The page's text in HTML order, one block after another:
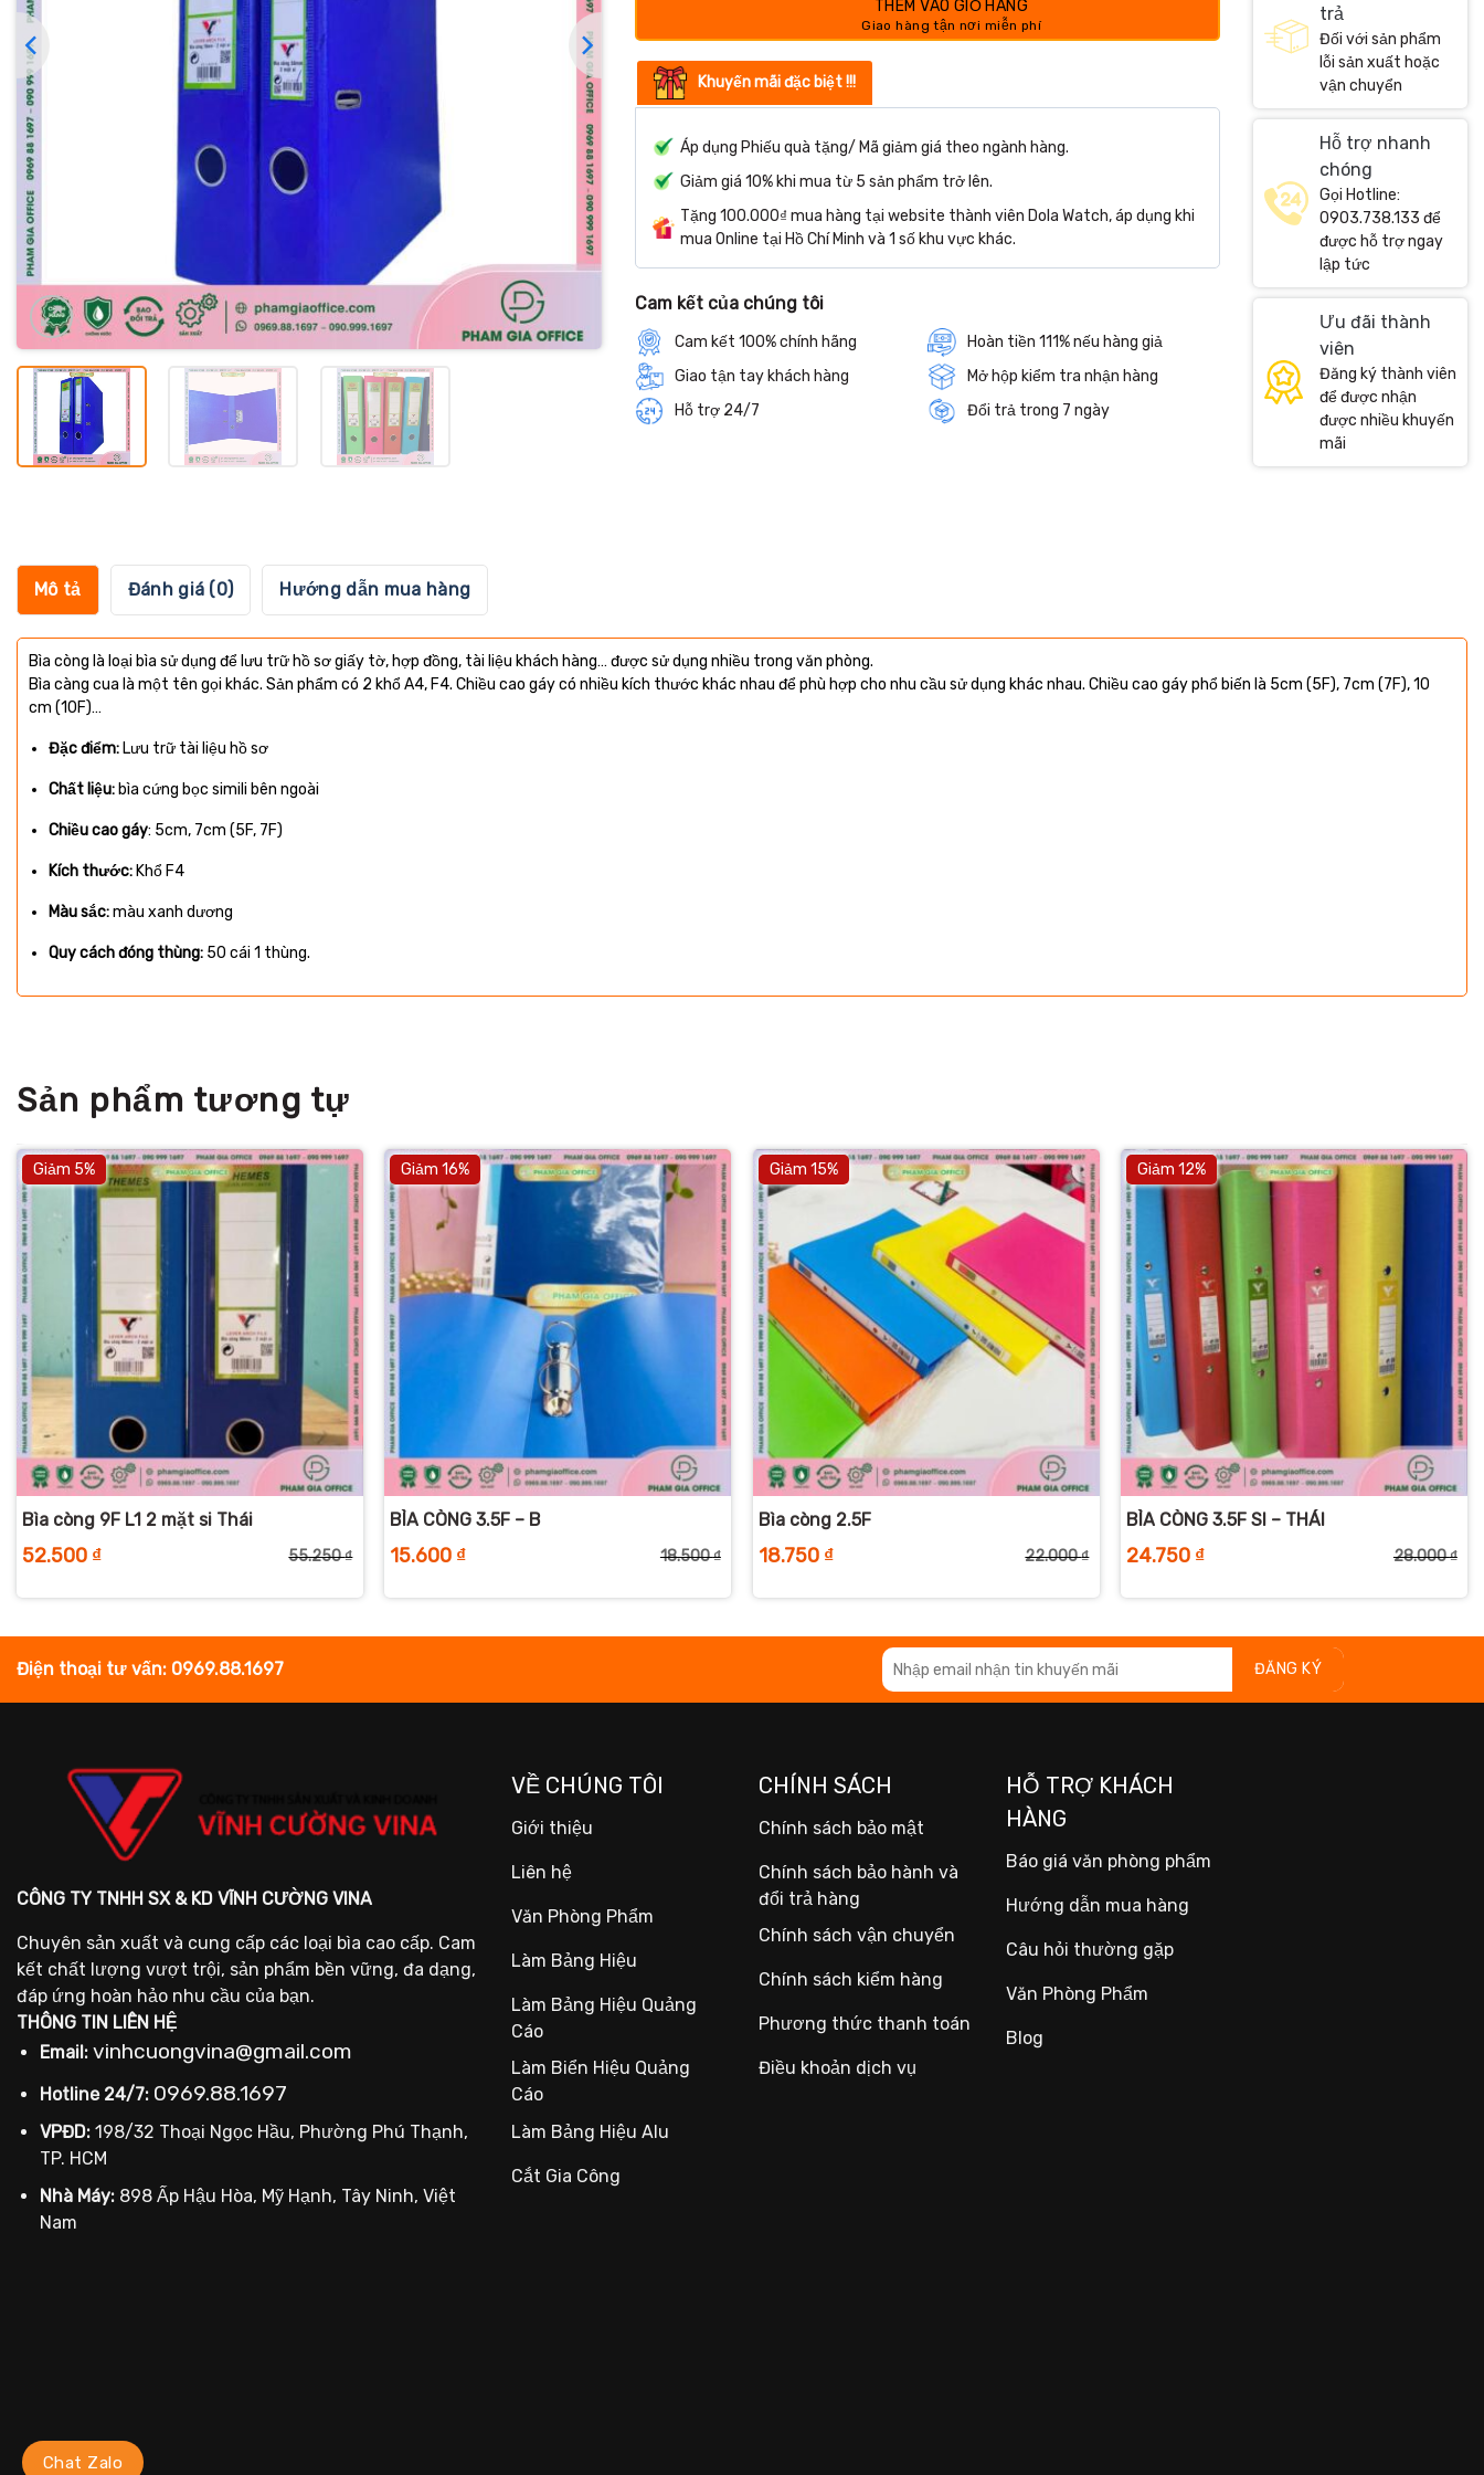
THÊM VÀO GIỎ HÀNG
Khuyến mãi đặc biệt !!!
Áp dụng Phiếu quà tặng/ Mã giảm giá theo ngành hàng.
Giảm giá 10% khi mua từ 5 sản phẩm trở lên.
Tặng 100.000₫ mua hàng tại website thành viên Dola Watch, áp dụng khi
mua Online tại Hồ Chí Minh và 1 số khu vực khác.
Cam kết của chúng tôi
Cam kết 100% chính hãng
Hoàn tiền 111% nếu hàng giả
Giao tận tay khách hàng
Mở hộp kiểm tra nhận hàng
Hỗ trợ 24/7
Đổi trả trong 7 ngày
trả
Đối với sản phẩm
lỗi sản xuất hoặc
vận chuyển
Hỗ trợ nhanh
chóng
Gọi Hotline:
0903.738.133 để
được hỗ trợ ngay
lập tức
Ưu đãi thành
viên
Đăng ký thành viên
để được nhận
được nhiều khuyến
mãi
Mô tả Đánh giá (0) Hướng dẫn mua hàng
Bìa còng là loại bìa sử dụng để lưu trữ hồ sơ giấy tờ, hợp đồng, tài liệu khách hàng… được sử dụng nhiều trong văn phòng.
Bìa càng cua là một tên gọi khác. Sản phẩm có 2 khổ A4, F4. Chiều cao gáy có nhiều kích thước khác nhau để phù hợp cho nhu cầu sử dụng khác nhau. Chiều cao gáy phổ biến là 5cm (5F), 7cm (7F), 10
cm (10F)…
Đặc điểm: Lưu trữ tài liệu hồ sơ
Chất liệu: bìa cứng bọc simili bên ngoài
Chiều cao gáy: 5cm, 7cm (5F, 7F)
Kích thước: Khổ F4
Màu sắc:màu xanh dương
Quy cách đóng thùng: 50 cái 1 thùng.
Sản phẩm tương tự
Giảm 5%
+
Bìa còng 9F L1 2 mặt si Thái
55.250₫
là:
52.500 ₫
tại
Giảm 16%
+
BÌA CÒNG 3.5F – B
18.500₫
là:
15.600 ₫
tại
Giảm 15%
+
Bìa còng 2.5F
22.000₫
là:
18.750 ₫
tại
Giảm 12%
+
BÌA CÒNG 3.5F SI – THÁI
28.000₫
là:
24.750 ₫
tại
Điện thoại tư vấn: 0969.88.1697
CÔNG TY TNHH SX & KD VĨNH CƯỜNG VINA
Chuyên sản xuất và cung cấp các loại bìa cao cấp. Cam
kết chất lượng vượt trội, sản phẩm bền vững, đa dạng,
đáp ứng hoàn hảo nhu cầu của bạn.
THÔNG TIN LIÊN HỆ
Email: vinhcuongvina@gmail.com
Hotline 24/7: 0969.88.1697
VPĐD: 198/32 Thoại Ngọc Hầu, Phường Phú Thạnh,
TP. HCM
Nhà Máy: 898 Ấp Hậu Hòa, Mỹ Hạnh, Tây Ninh, Việt
Nam
VỀ CHÚNG TÔI
Giới thiệu
Liên hệ
Văn Phòng Phẩm
Làm Bảng Hiệu
Làm Bảng Hiệu Quảng
Cáo
Làm Biển Hiệu Quảng
Cáo
Làm Bảng Hiệu Alu
Cắt Gia Công
CHÍNH SÁCH
Chính sách bảo mật
Chính sách bảo hành và
đổi trả hàng
Chính sách vận chuyển
Chính sách kiểm hàng
Phương thức thanh toán
Điều khoản dịch vụ
HỖ TRỢ KHÁCH
HÀNG
Báo giá văn phòng phẩm
Hướng dẫn mua hàng
Câu hỏi thường gặp
Văn Phòng Phẩm
Blog
Chat Zalo